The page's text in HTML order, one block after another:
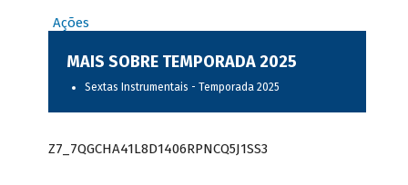
Ações
MAIS SOBRE TEMPORADA 2025
Sextas Instrumentais - Temporada 2025
Z7_7QGCHA41L8D1406RPNCQ5J1SS3